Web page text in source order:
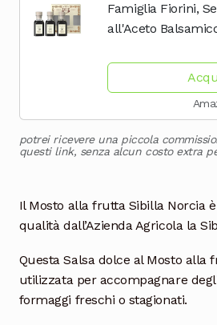
Famiglia Fiorini,
all'Aceto
Italiane, Ideale per
Rosse,...
potrei ricevere una piccola
questi link, senza alcun costo extra
Il Mosto alla frutta Sibilla Norcia
qualità dall’Azienda Agricola la
Questa Salsa dolce al Mosto alla
utilizzata per accompagnare
formaggi freschi o stagionati.